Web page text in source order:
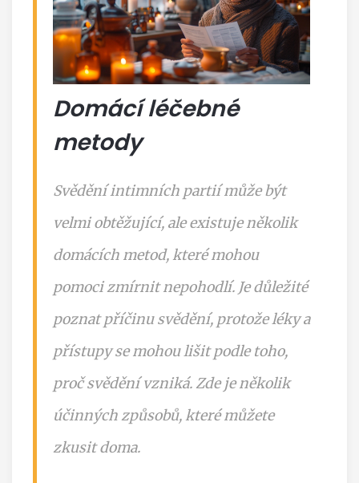
Domácí léčebné
metody
Svědění intimních partií může být
velmi obtěžující, ale existuje několik
domácích metod, které mohou
pomoci zmírnit nepohodlí. Je důležité
poznat příčinu svědění, protože léky a
přístupy se mohou lišit podle toho,
proč svědění vzniká. Zde je několik
účinných způsobů, které můžete
zkusit doma.